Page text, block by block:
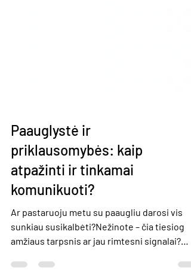
Paauglystė ir
priklausomybės: kaip
atpažinti ir tinkamai
komunikuoti?
Ar pastaruoju metu su paaugliu darosi vis
sunkiau susikalbėti?Nežinote – čia tiesiog
amžiaus tarpsnis ar jau rimtesni signalai?